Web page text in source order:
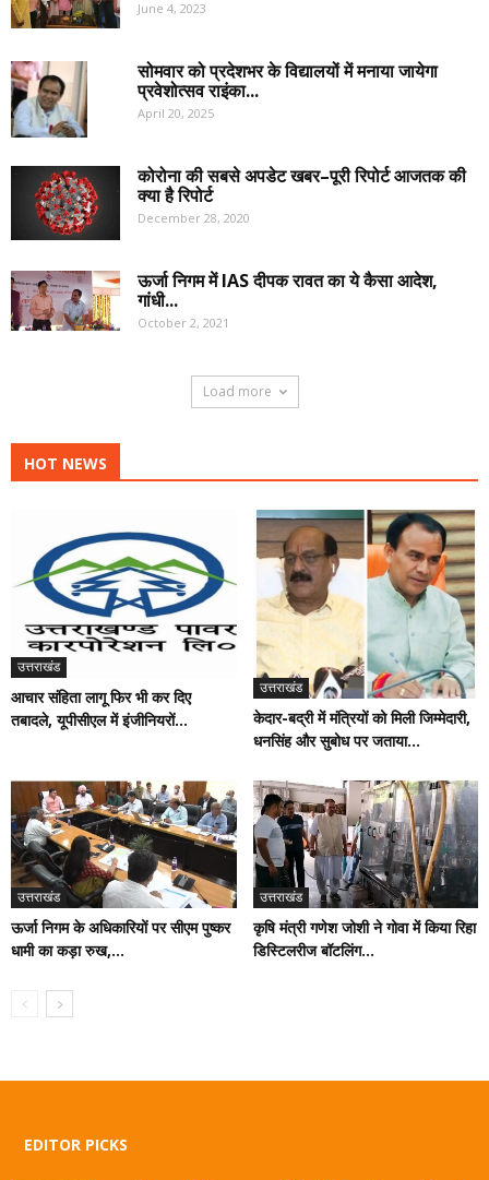
June 4, 2023
सोमवार को प्रदेशभर के विद्यालयों में मनाया जायेगा
प्रवेशोत्सव राइंका...
April 20, 2025
कोरोना की सबसे अपडेट खबर–पूरी रिपोर्ट आजतक की
क्या है रिपोर्ट
December 28, 2020
ऊर्जा निगम में IAS दीपक रावत का ये कैसा आदेश,
गांधी...
October 2, 2021
Load more
HOT NEWS
उत्तराखंड
आचार संहिता लागू फिर भी कर दिए
तबादले, यूपीसीएल में इंजीनियरों...
उत्तराखंड
केदार-बद्री में मंत्रियों को मिली जिम्मेदारी,
धनसिंह और सुबोध पर जताया...
उत्तराखंड
ऊर्जा निगम के अधिकारियों पर सीएम पुष्कर
धामी का कड़ा रुख,...
उत्तराखंड
कृषि मंत्री गणेश जोशी ने गोवा में किया रिहा
डिस्टिलरीज बॉटलिंग...
EDITOR PICKS